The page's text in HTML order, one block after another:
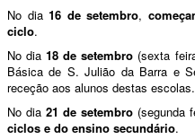
No dia16 de setembro,
ciclo.
No dia18 de setembro (sexta
Básica de S. Julião da Barra e
receção aos alunos destas escolas.
No dia 21 de setembro (segunda
ciclos e do ensino secundário.